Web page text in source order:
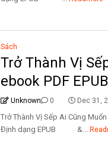
Sách
Trở Thành Vị
ebook PDF
Unknown 0 Dec 31,
Trở Thành Vị Sếp Ai Cũng
Định dạng EPUB &...